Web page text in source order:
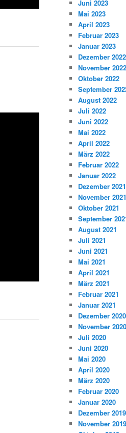
Juni 2023
Mai 2023
April 2023
Februar 2023
Januar 2023
Dezember 2022
November 2022
Oktober 2022
September
August 2022
Juli 2022
Juni 2022
Mai 2022
April 2022
März 2022
Februar 2022
Januar 2022
Dezember 2021
November 2021
Oktober 2021
September
August 2021
Juli 2021
Juni 2021
Mai 2021
April 2021
März 2021
Februar 2021
Januar 2021
Dezember 2020
November 2020
Juli 2020
Juni 2020
Mai 2020
April 2020
März 2020
Februar 2020
Januar 2020
Dezember 2019
November 2019